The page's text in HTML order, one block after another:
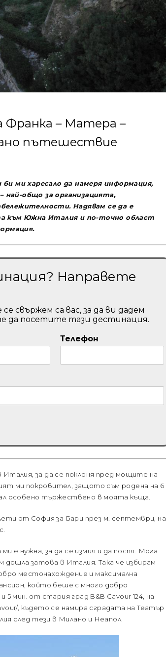
Франка – Матера –
пътешествие
ми харесало да намеря информация,
най-общо за организацията,
Надявам се да е
към Южна Италия и по-точно област
Направете
свържем са вас, за да ви дадем
да посетите тази дестинация.
Телефон
за да се поклоня пред мощите на
ми покровител, защото съм родена на 6
особено тържествено в моята къща.
от София за Бари през м. септември, на
нужна, за да се измия и да поспя. Мога
дошла затова в Италия. Така че избирам
местонахождение и максимална
който беше с много добро
мин. от стария град B&B Cavour 124, на
, където се намира сградата на Театър
след тези в Милано и Неапол.